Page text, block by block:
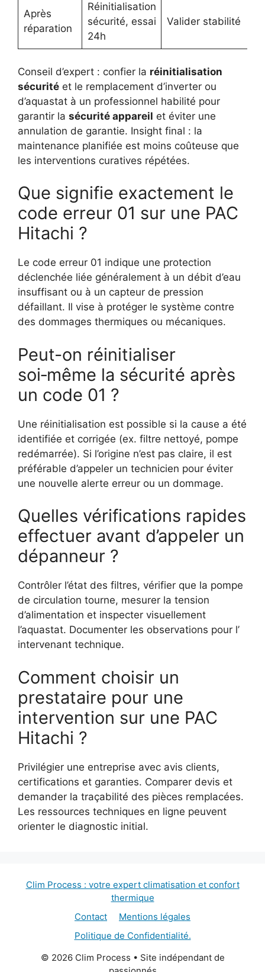
Après
réparation
Réinitialisation
sécurité, essai
24h
Valider stabilité
Conseil d’expert : confier la réinitialisation
sécurité et le remplacement d’inverter ou
d’aquastat à un professionnel habilité pour
garantir la sécurité appareil et éviter une
annulation de garantie. Insight final : la
maintenance planifiée est moins coûteuse que
les interventions curatives répétées.
Que signifie exactement le
code erreur 01 sur une PAC
Hitachi ?
Le code erreur 01 indique une protection
déclenchée liée généralement à un débit d’eau
insuffisant ou à un capteur de pression
défaillant. Il vise à protéger le système contre
des dommages thermiques ou mécaniques.
Peut-on réinitialiser
soi‑même la sécurité après
un code 01 ?
Une réinitialisation est possible si la cause a été
identifiée et corrigée (ex. filtre nettoyé, pompe
redémarrée). Si l’origine n’est pas claire, il est
préférable d’appeler un technicien pour éviter
une nouvelle alerte erreur ou un dommage.
Quelles vérifications rapides
effectuer avant d’appeler un
dépanneur ?
Contrôler l’état des filtres, vérifier que la pompe
de circulation tourne, mesurer la tension
d’alimentation et inspecter visuellement
l’aquastat. Documenter les observations pour l’
intervenant technique.
Comment choisir un
prestataire pour une
intervention sur une PAC
Hitachi ?
Privilégier une entreprise avec avis clients,
certifications et garanties. Comparer devis et
demander la traçabilité des pièces remplacées.
Les ressources techniques en ligne peuvent
orienter le diagnostic initial.
Clim Process : votre expert climatisation et confort
thermique
Contact
Mentions légales
Politique de Confidentialité.
© 2026 Clim Process • Site indépendant de